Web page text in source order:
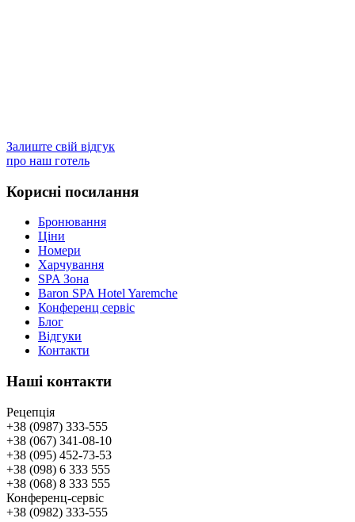
Залиште свій відгук
про наш готель
Корисні посилання
Бронювання
Ціни
Номери
Харчування
SPA Зона
Baron SPA Hotel Yaremche
Конференц сервіс
Блог
Відгуки
Контакти
Наші контакти
Рецепція
+38 (0987) 333-555
+38 (067) 341-08-10
+38 (095) 452-73-53
+38 (098) 6 333 555
+38 (068) 8 333 555
Конференц-сервіс
+38 (0982) 333-555